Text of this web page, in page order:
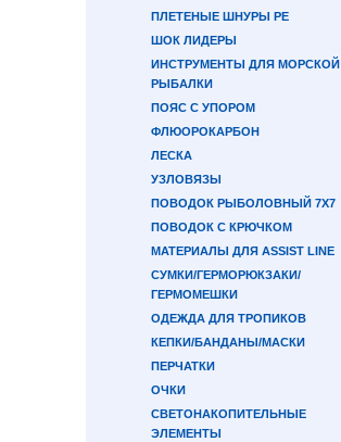
ПЛЕТЕНЫЕ ШНУРЫ PE
ШОК ЛИДЕРЫ
ИНСТРУМЕНТЫ ДЛЯ МОРСКОЙ
РЫБАЛКИ
ПОЯС С УПОРОМ
ФЛЮОРОКАРБОН
ЛЕСКА
УЗЛОВЯЗЫ
ПОВОДОК РЫБОЛОВНЫЙ 7Х7
ПОВОДОК С КРЮЧКОМ
МАТЕРИАЛЫ ДЛЯ ASSIST LINE
СУМКИ/ГЕРМОРЮКЗАКИ/
ГЕРМОМЕШКИ
ОДЕЖДА ДЛЯ ТРОПИКОВ
КЕПКИ/БАНДАНЫ/МАСКИ
ПЕРЧАТКИ
ОЧКИ
СВЕТОНАКОПИТЕЛЬНЫЕ
ЭЛЕМЕНТЫ